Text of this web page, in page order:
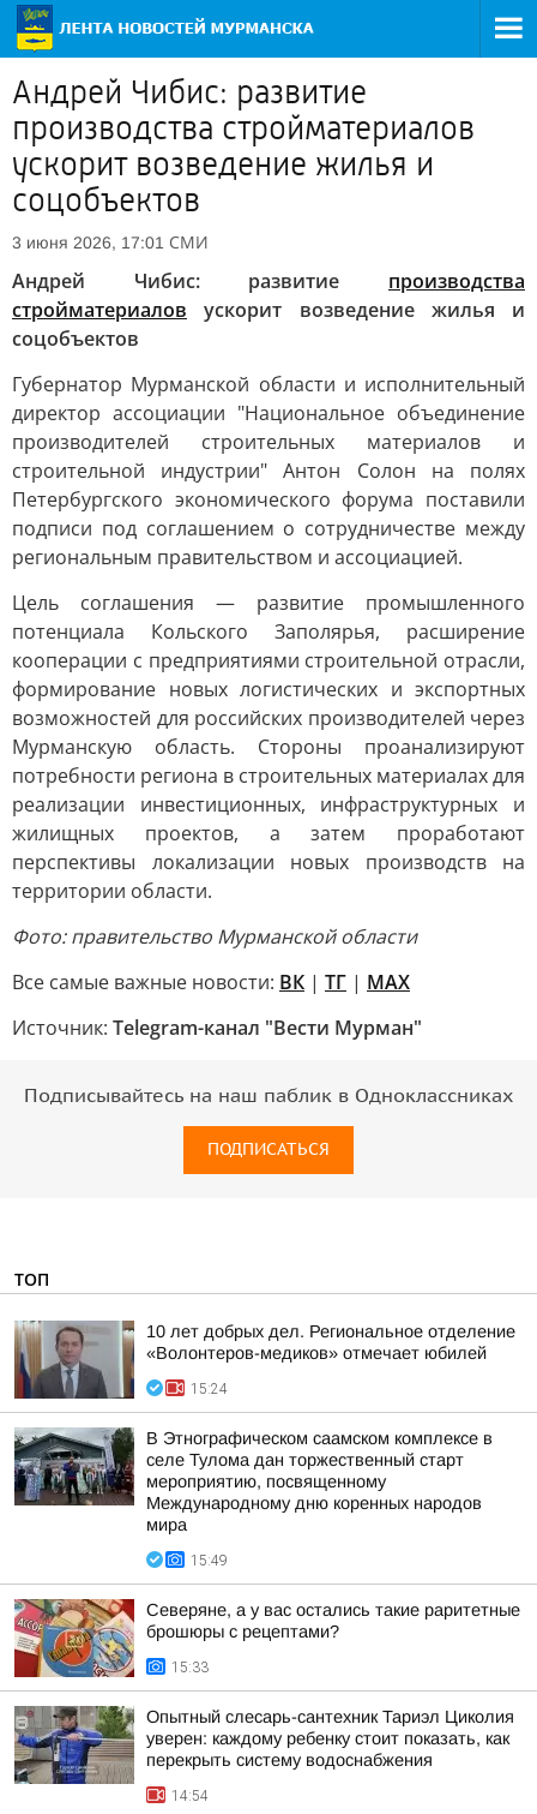
Андрей Чибис: развитие
производства стройматериалов
ускорит возведение жилья и
соцобъектов
3 июня 2026, 17:01 СМИ
Андрей Чибис: развитие производства
стройматериалов ускорит возведение жилья и
соцобъектов
Губернатор Мурманской области и исполнительный
директор ассоциации "Национальное объединение
производителей строительных материалов и
строительной индустрии" Антон Солон на полях
Петербургского экономического форума поставили
подписи под соглашением о сотрудничестве между
региональным правительством и ассоциацией.
Цель соглашения — развитие промышленного
потенциала Кольского Заполярья, расширение
кооперации с предприятиями строительной отрасли,
формирование новых логистических и экспортных
возможностей для российских производителей через
Мурманскую область. Стороны проанализируют
потребности региона в строительных материалах для
реализации инвестиционных, инфраструктурных и
жилищных проектов, а затем проработают
перспективы локализации новых производств на
территории области.
Фото: правительство Мурманской области
Все самые важные новости: ВК | ТГ | MAX
Источник: Telegram-канал "Вести Мурман"
Подписывайтесь на наш паблик в Одноклассниках
ПОДПИСАТЬСЯ
ТОП
10 лет добрых дел. Региональное отделение
«Волонтеров-медиков» отмечает юбилей
15:24
В Этнографическом саамском комплексе в
селе Тулома дан торжественный старт
мероприятию, посвященному
Международному дню коренных народов
мира
15:49
Северяне, а у вас остались такие раритетные
брошюры с рецептами?
15:33
Опытный слесарь-сантехник Тариэл Циколия
уверен: каждому ребенку стоит показать, как
перекрыть систему водоснабжения
14:54